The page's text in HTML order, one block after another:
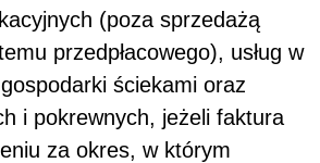
(poza sprzedażą
przedpłacowego), usług w
ściekami oraz
i pokrewnych, jeżeli faktura
za okres, w którym